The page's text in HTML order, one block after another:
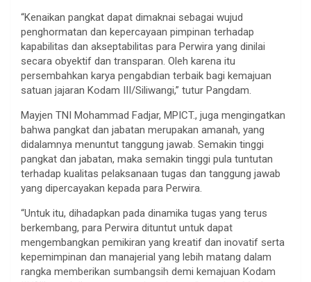
“Kenaikan pangkat dapat dimaknai sebagai wujud
penghormatan dan kepercayaan pimpinan terhadap
kapabilitas dan akseptabilitas para Perwira yang dinilai
secara obyektif dan transparan. Oleh karena itu
persembahkan karya pengabdian terbaik bagi kemajuan
satuan jajaran Kodam III/Siliwangi,” tutur Pangdam.
Mayjen TNI Mohammad Fadjar, MPICT., juga mengingatkan
bahwa pangkat dan jabatan merupakan amanah, yang
didalamnya menuntut tanggung jawab. Semakin tinggi
pangkat dan jabatan, maka semakin tinggi pula tuntutan
terhadap kualitas pelaksanaan tugas dan tanggung jawab
yang dipercayakan kepada para Perwira.
“Untuk itu, dihadapkan pada dinamika tugas yang terus
berkembang, para Perwira dituntut untuk dapat
mengembangkan pemikiran yang kreatif dan inovatif serta
kepemimpinan dan manajerial yang lebih matang dalam
rangka memberikan sumbangsih demi kemajuan Kodam